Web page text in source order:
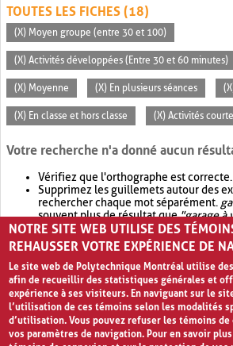
TOUTES LES FICHES (18)
(X) Moyen groupe (entre 30 et 100)
(X) Activités développées (Entre 30 et 60 minutes)
(X) Moyenne (X) En plusieurs séances
(X) En classe et hors classe (X) Activités
Votre recherche n'a donné aucun
Vérifiez que l'orthographe est correcte.
Supprimez les guillemets autour des
rechercher chaque mot séparément.
souvent plus de résultat que"garage à
Envisagez d'élargir votre recherche
retournera souvent plus de résultat
NOTRE SITE WEB UTILISE DES
REHAUSSER VOTRE EXPÉRIENCE DE
Le site web de Polytechnique Montréal utilise
afin de recueillir des statistiques générales et
expérience à ses visiteurs. En naviguant sur le
l’utilisation de ces témoins selon les modalités
d’utilisation. Vous pouvez refuser les témoins
vos paramètres de navigation. Pour en savoir